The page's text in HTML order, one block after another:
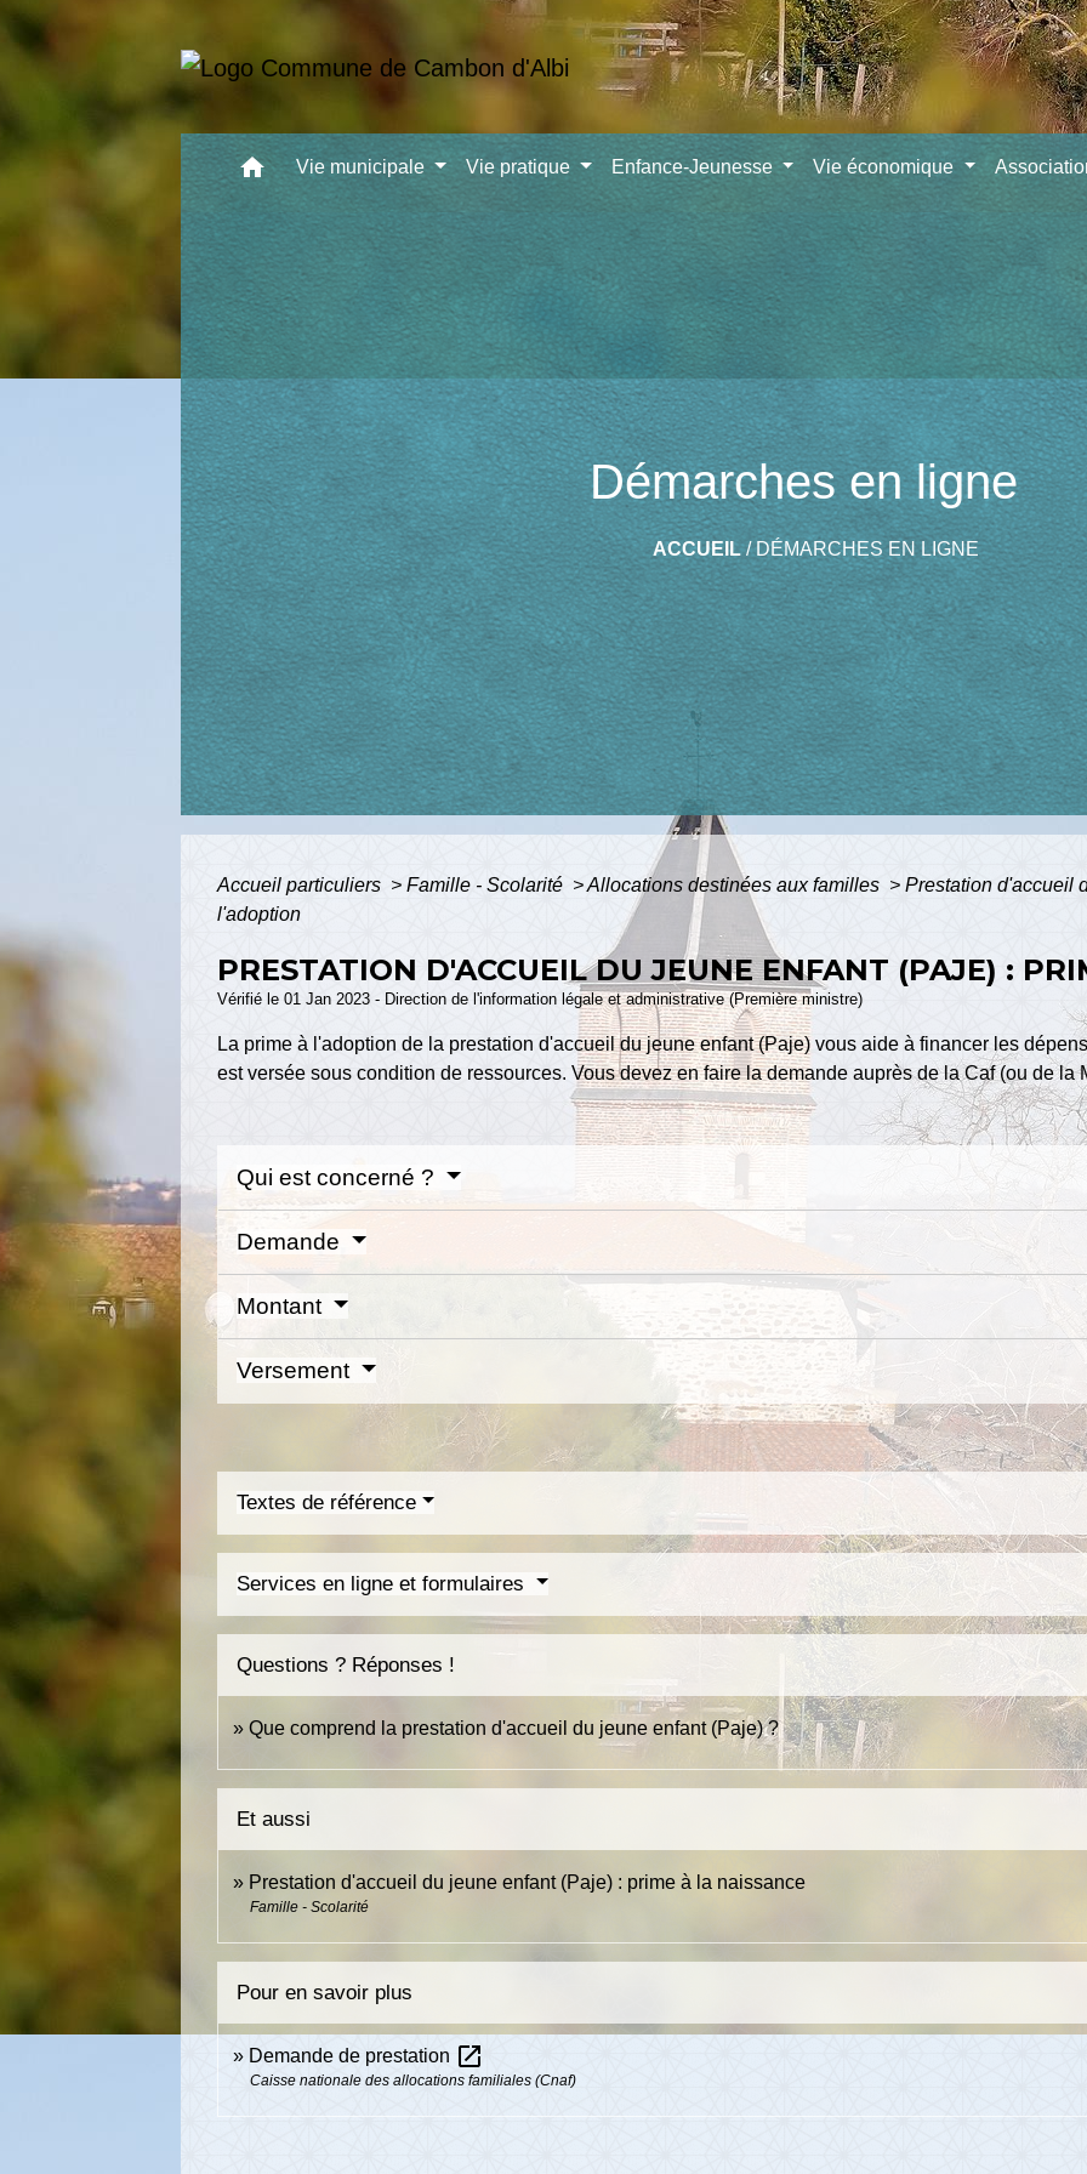
home Vie municipale Vie pratique Enfance-Jeunesse Vie économique
Démarches en ligne
ACCUEIL/DÉMARCHES EN LIGNE
Accueil particuliers > Famille - Scolarité > Allocations destinées aux familles > Prestation d'accueil
l'adoption
PRESTATION D'ACCUEIL DU JEUNE ENFANT (PAJE) :
Vérifié le 01 Jan 2023 - Direction de l'information légale et administrative (Première ministre)
La prime à l'adoption de la prestation d'accueil du jeune enfant (Paje) vous aide à financer les
est versée sous condition de ressources. Vous devez en faire la demande auprès de la Caf (ou de la
Qui est concerné ?
Demande
Montant
Versement
Textes de référence
Services en ligne et formulaires
Questions ? Réponses !
Que comprend la prestation d'accueil du jeune enfant (Paje) ?
Et aussi
Prestation d'accueil du jeune enfant (Paje) : prime à la naissance
Famille - Scolarité
Pour en savoir plus
Demande de prestation open_in_new
Caisse nationale des allocations familiales (Cnaf)